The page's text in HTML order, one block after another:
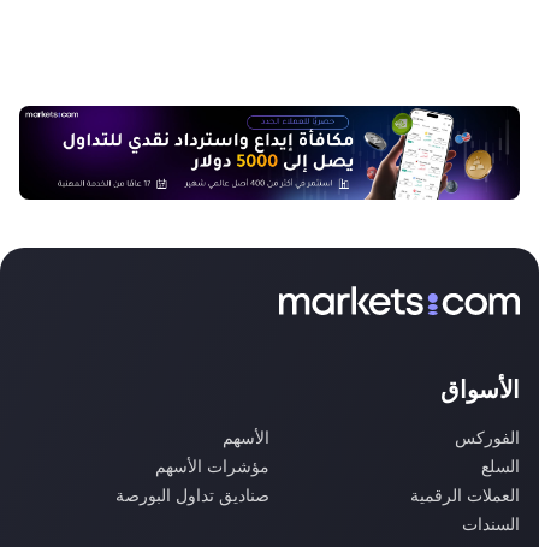
الأسواق
الفوركس
الأسهم
السلع
مؤشرات الأسهم
العملات الرقمية
صناديق تداول البورصة
السندات